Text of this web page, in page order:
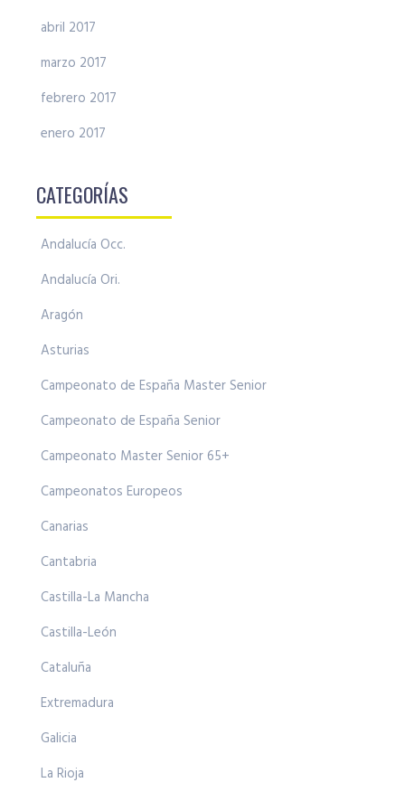
abril 2017
marzo 2017
febrero 2017
enero 2017
CATEGORÍAS
Andalucía Occ.
Andalucía Ori.
Aragón
Asturias
Campeonato de España Master Senior
Campeonato de España Senior
Campeonato Master Senior 65+
Campeonatos Europeos
Canarias
Cantabria
Castilla-La Mancha
Castilla-León
Cataluña
Extremadura
Galicia
La Rioja